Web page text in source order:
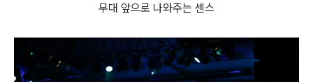
무대 앞으로 나와주는 센스